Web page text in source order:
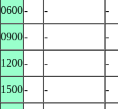
0600- - -
0900- - -
1200- - -
1500- - -